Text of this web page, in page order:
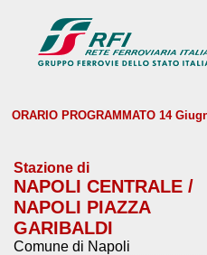
ORARIO PROGRAMMATO 14
Stazione di
NAPOLI CENTRALE /
NAPOLI PIAZZA
GARIBALDI
Comune di Napoli